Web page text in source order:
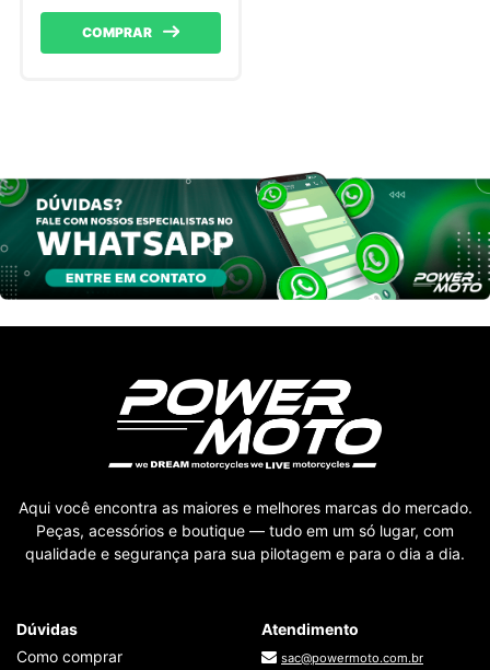
COMPRAR
Aqui você encontra as maiores e melhores marcas do mercado.
Peças, acessórios e boutique — tudo em um só lugar, com
qualidade e segurança para sua pilotagem e para o dia a dia.
Dúvidas
Como comprar
Atendimento
sac@powermoto.com.br